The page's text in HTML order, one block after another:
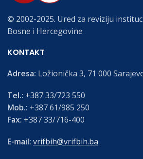
© 2002-2025. Ured za reviziju
Bosne i Hercegovine
KONTAKT
Adresa: Ložionička 3, 71 000
Tel.: +387 33/723 550
Mob.: +387 61/985 250
Fax: +387 33/716-400
E-mail: vrifbih@vrifbih.ba